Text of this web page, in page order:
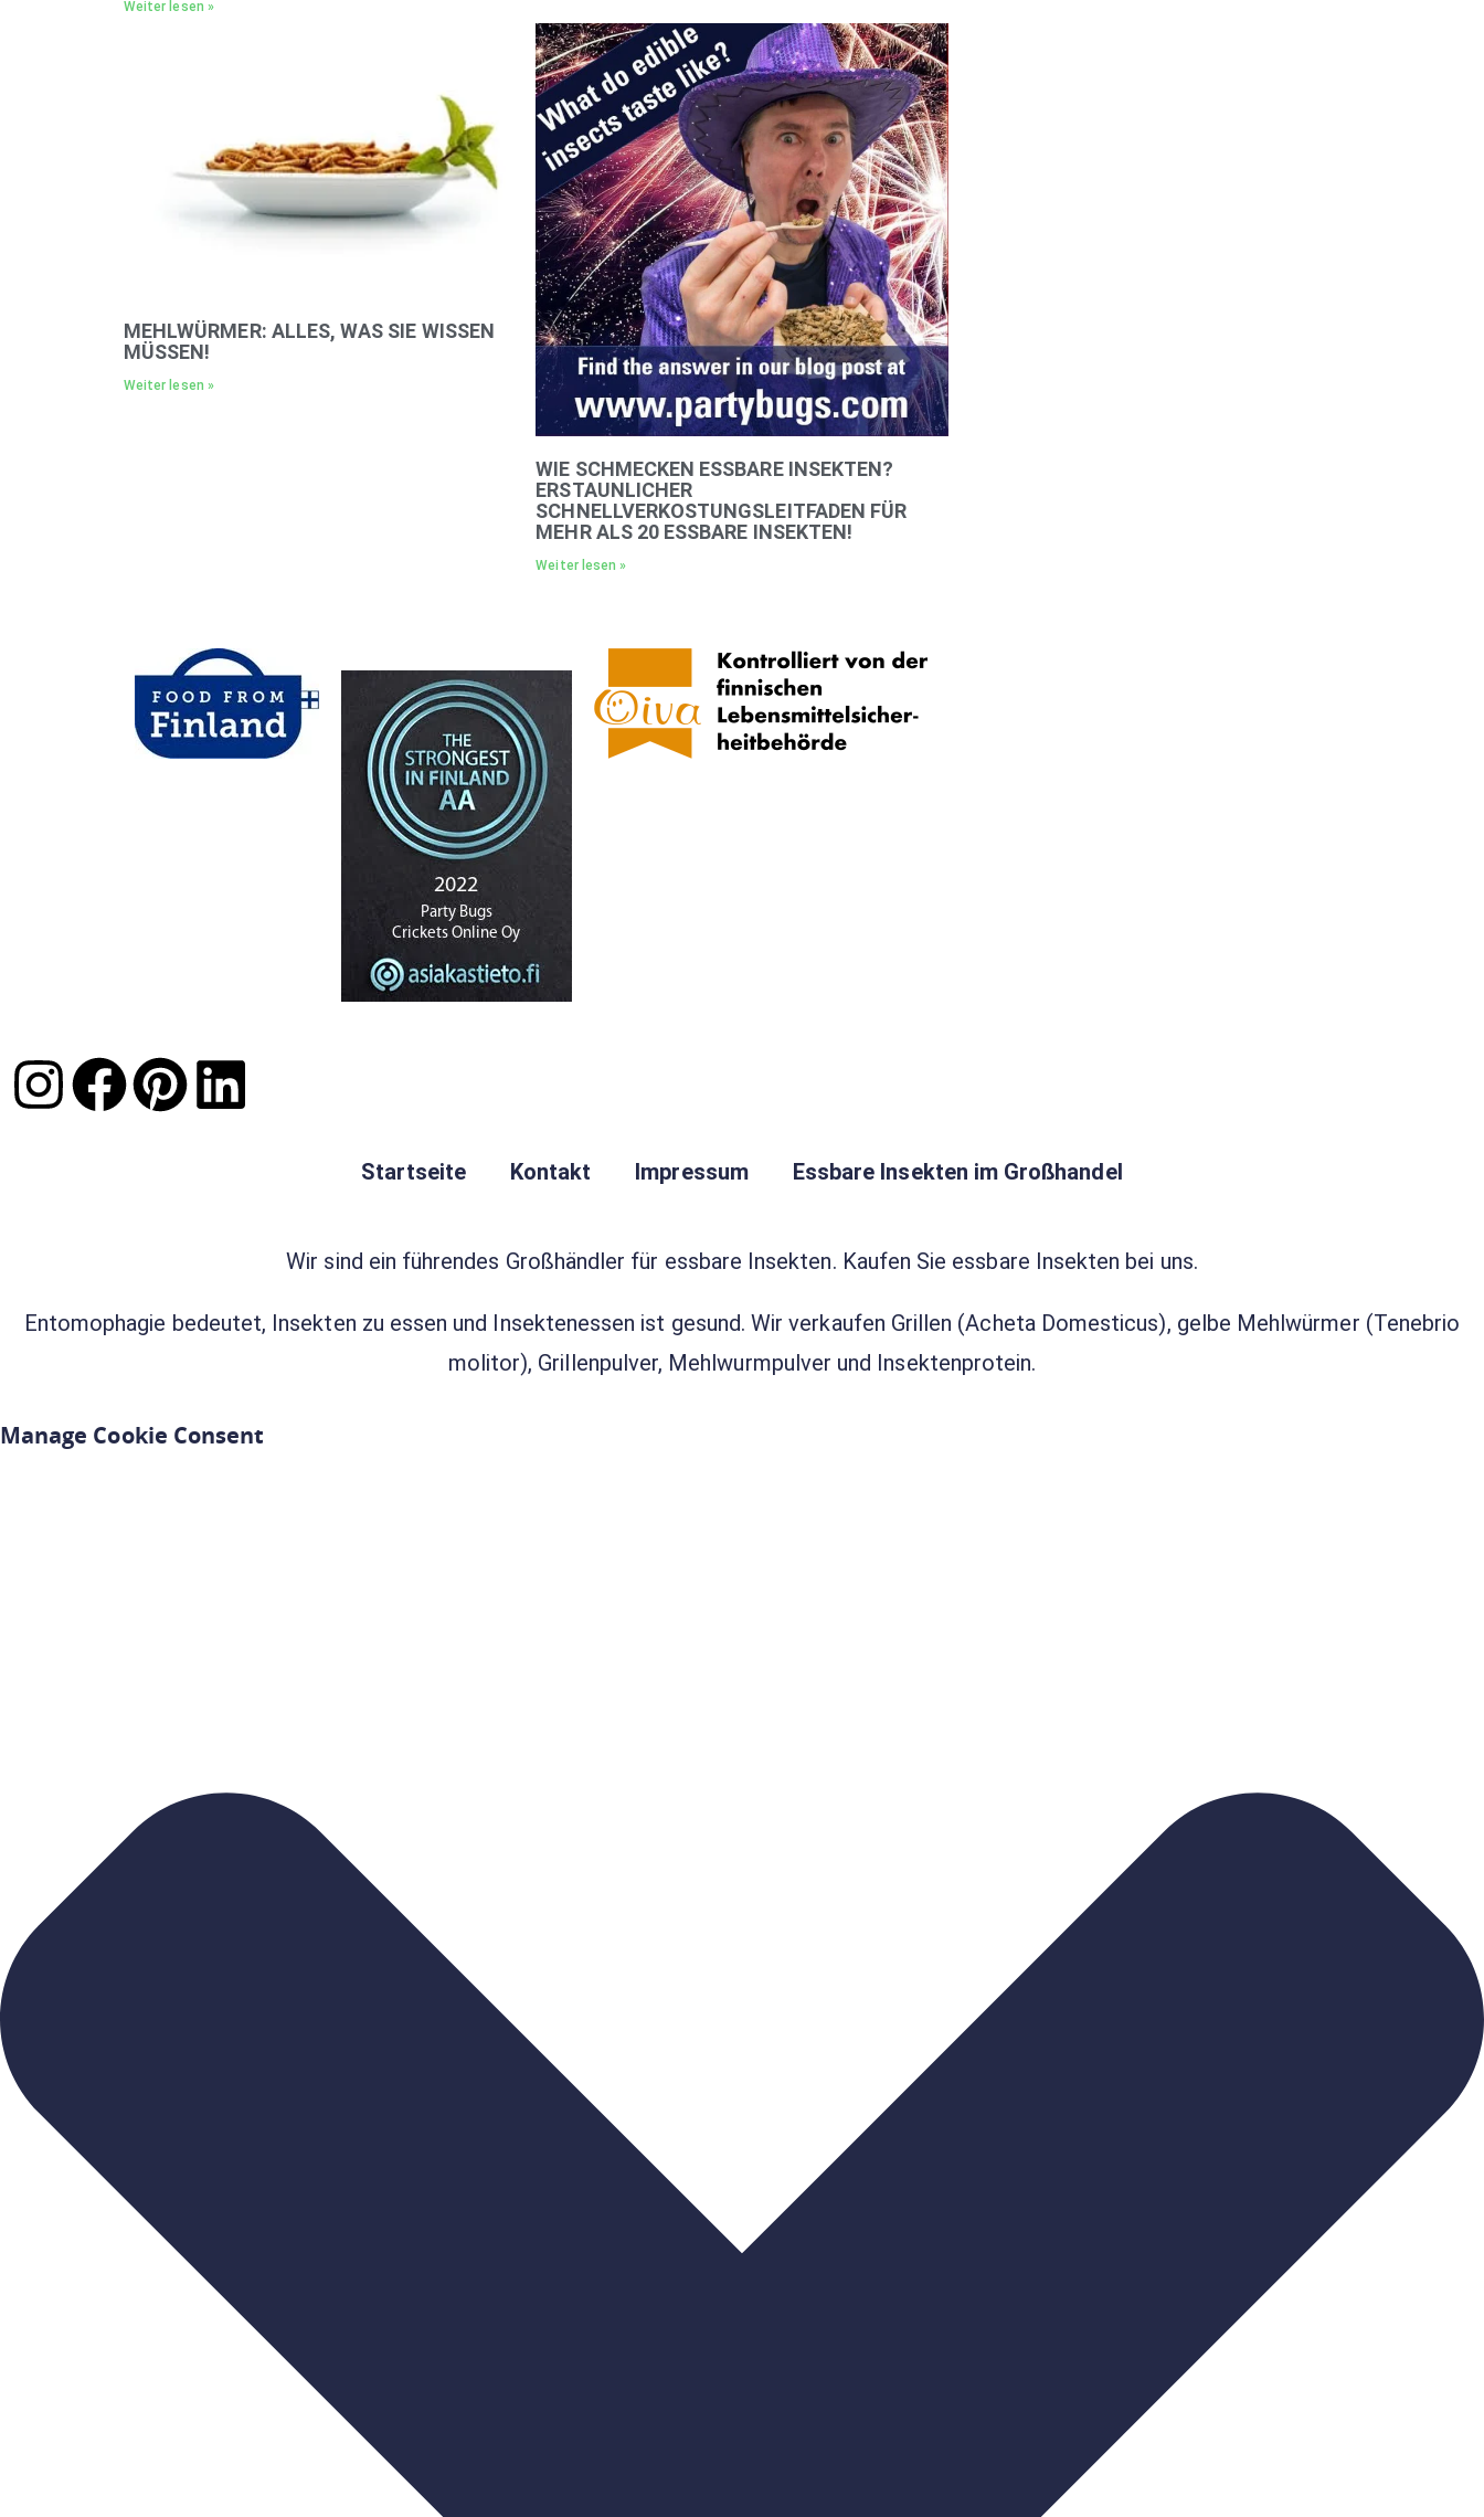
Weiter lesen »
MEHLWÜRMER: ALLES, WAS SIE WISSEN
MÜSSEN!
Weiter lesen »
WIE SCHMECKEN ESSBARE INSEKTEN?
ERSTAUNLICHER
SCHNELLVERKOSTUNGSLEITFADEN FÜR
MEHR ALS 20 ESSBARE INSEKTEN!
Weiter lesen »
Startseite Kontakt Impressum Essbare Insekten im Großhandel
Wir sind ein führendes Großhändler für essbare Insekten. Kaufen Sie essbare Insekten bei uns.
Entomophagie bedeutet, Insekten zu essen und Insektenessen ist gesund. Wir verkaufen Grillen (Acheta Domesticus), gelbe Mehlwürmer (Tenebrio
molitor), Grillenpulver, Mehlwurmpulver und Insektenprotein.
Manage Cookie Consent